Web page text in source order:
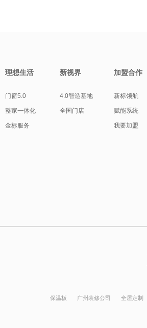
理想生活
门窗5.0
整家一体化
金标服务
新视界
4.0智造基地
全国门店
加盟合作
新标领航
赋能系统
我要加盟
保温板 广州装修公司 全屋定制